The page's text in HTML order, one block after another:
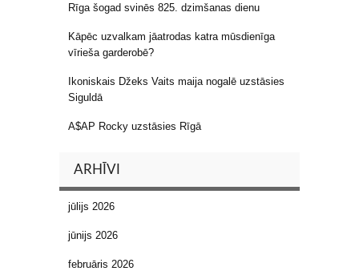
Rīga šogad svinēs 825. dzimšanas dienu
Kāpēc uzvalkam jāatrodas katra mūsdienīga
vīrieša garderobē?
Ikoniskais Džeks Vaits maija nogalē uzstāsies
Siguldā
A$AP Rocky uzstāsies Rīgā
ARHĪVI
jūlijs 2026
jūnijs 2026
februāris 2026